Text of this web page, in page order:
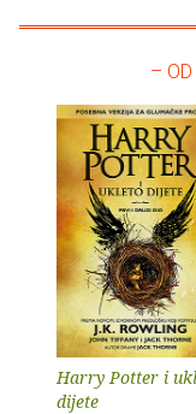
–
Harry Potter i
dijete